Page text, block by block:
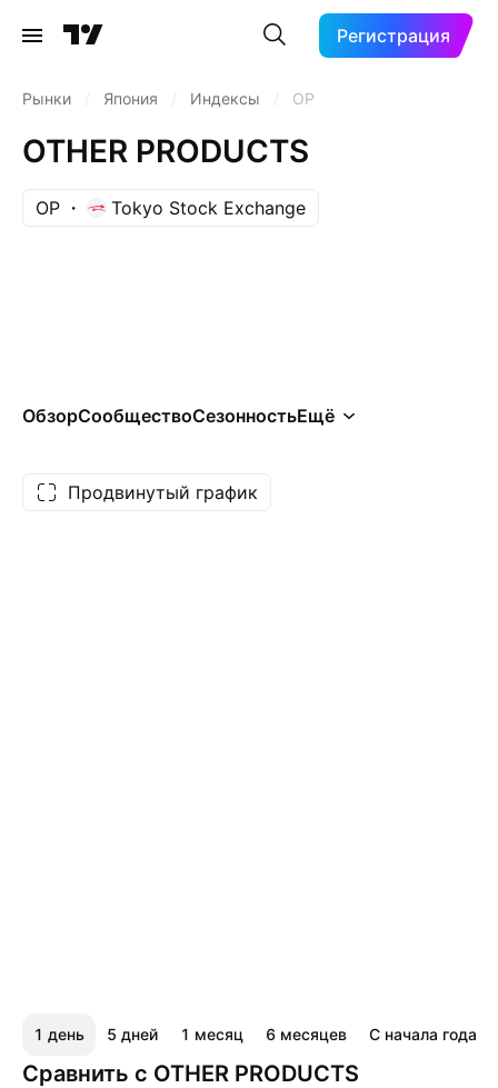
Регистрация
Рынки Япония Индексы OP
OTHER PRODUCTS
OP Tokyo Stock Exchange
ОбзорСообществоСезонностьЕщё
Продвинутый график
1 день 5 дней 1 месяц 6 месяцев С начала года
Сравнить с OTHER PRODUCTS